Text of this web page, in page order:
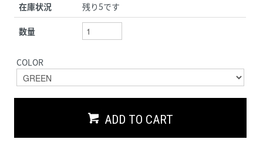
在庫状況 残り5です
数量
COLOR
ADD TO CART